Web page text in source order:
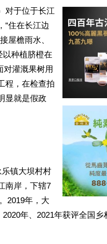
对于位于长江
“住在长江边
屋檐雨水、
以种植脐橙在
对灌溉果树用
程，在检查拍
显就是假政
镇大坝村村
南岸，下辖7
2019年，大
年、2021年获评全国乡